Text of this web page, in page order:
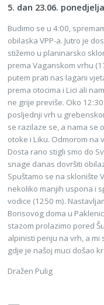
5. dan 23.06.
Budimo se u 4:00,
obilaska VPP-a. Jutro je
stižemo u planinarsko
prema Vaganskom vrhu
putem prati nas lagani
prema otocima i Lici ali
ne grije previše. Oko
posljednji vrh u
se razilaze se, a nama se
otoke i Liku. Odmorom na
Dosta rano stigli smo do
snage danas dovršiti
Spuštamo se na sklonište
nekoliko manjih uspona i
vodice (1250 m).
Borisovog doma u
stazom prolazimo pored
alpinisti penju na vrh, a mi
gdje je našoj muci došao
Dražen Pulig